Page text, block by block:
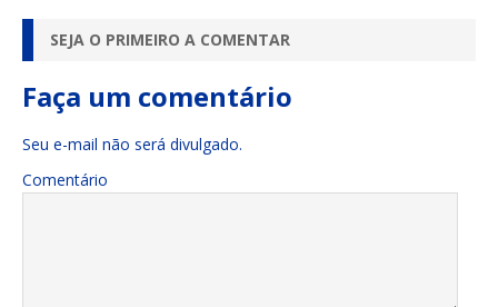
SEJA O PRIMEIRO A COMENTAR
Faça um comentário
Seu e-mail não será divulgado.
Comentário